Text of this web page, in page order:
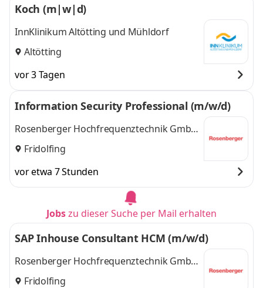
Koch (m|w|d)
InnKlinikum Altötting und Mühldorf
Altötting
vor 3 Tagen
Information Security Professional (m/w/d)
Rosenberger Hochfrequenztechnik GmbH
& Co. KG
Fridolfing
vor etwa 7 Stunden
Jobszu dieser Suche per Mail erhalten
SAP Inhouse Consultant HCM (m/w/d)
Rosenberger Hochfrequenztechnik GmbH
& Co. KG
Fridolfing